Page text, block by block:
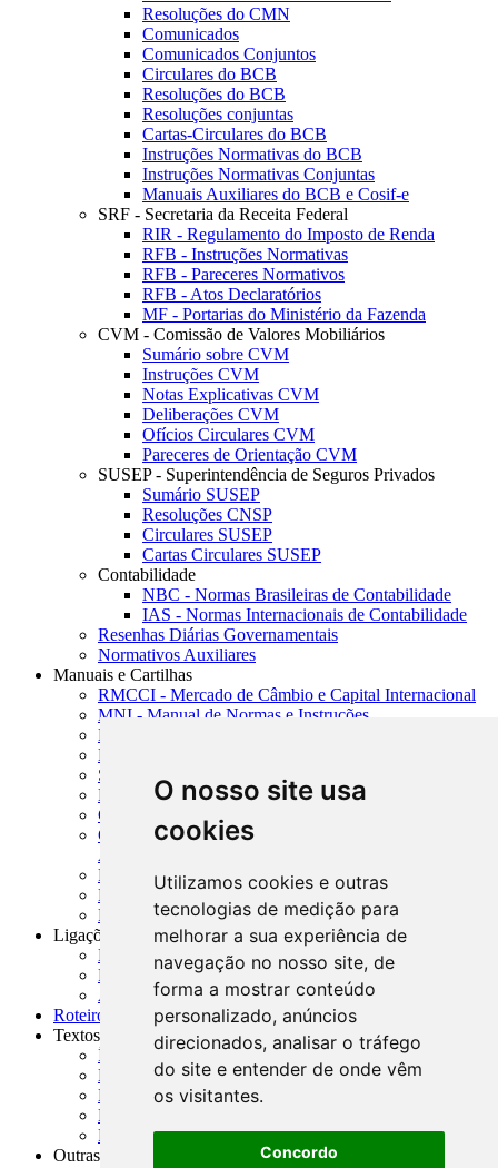
O nosso site usa
cookies
Utilizamos cookies e outras
tecnologias de medição para
melhorar a sua experiência de
navegação no nosso site, de
forma a mostrar conteúdo
personalizado, anúncios
direcionados, analisar o tráfego
do site e entender de onde vêm
os visitantes.
Concordo
Resoluções do CMN
Comunicados
Comunicados Conjuntos
Circulares do BCB
Resoluções do BCB
Resoluções conjuntas
Cartas-Circulares do BCB
Instruções Normativas do BCB
Instruções Normativas Conjuntas
Manuais Auxiliares do BCB e Cosif-e
SRF - Secretaria da Receita Federal
RIR - Regulamento do Imposto de Renda
RFB - Instruções Normativas
RFB - Pareceres Normativos
RFB - Atos Declaratórios
MF - Portarias do Ministério da Fazenda
CVM - Comissão de Valores Mobiliários
Sumário sobre CVM
Instruções CVM
Notas Explicativas CVM
Deliberações CVM
Ofícios Circulares CVM
Pareceres de Orientação CVM
SUSEP - Superintendência de Seguros Privados
Sumário SUSEP
Resoluções CNSP
Circulares SUSEP
Cartas Circulares SUSEP
Contabilidade
NBC - Normas Brasileiras de Contabilidade
IAS - Normas Internacionais de Contabilidade
Resenhas Diárias Governamentais
Normativos Auxiliares
Manuais e Cartilhas
RMCCI - Mercado de Câmbio e Capital Internacional
MNI - Manual de Normas e Instruções
MTVM - Manual de Títulos e Valores Mobiliários
MCR - Manual de Crédito Rural
SISORF - Manual de Organização do SFN
MASUP - Manual de Supervisão Bancária
CADOC - Catálogo de Documentos
CNAE-CONCLA - Classificação Nacional de
Atividades Econômicas
PMF - Cartilhas do BCB
Manuais Auxiliares do BCB e Cosif-e
Resenhas Diárias Governamentais
Ligações Externas
Links Úteis
Presidência da República
Agências Nacionais Reguladoras
Roteiros para Estudos
Textos
Índice de Textos
Editorial
Monografias
Na Imprensa
Fórum de Discussão
Outras ferramentas